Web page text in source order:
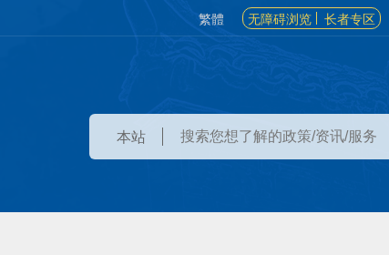
繁體 无障碍浏览 长者专区
本站